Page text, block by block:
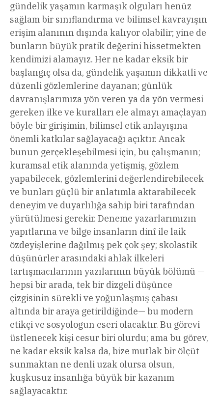
gündelik yaşamın karmaşık olguları henüz
sağlam bir sınıflandırma ve bilimsel kavrayışın
erişim alanının dışında kalıyor olabilir; yine de
bunların büyük pratik değerini hissetmekten
kendimizi alamayız. Her ne kadar eksik bir
başlangıç olsa da, gündelik yaşamın dikkatli ve
düzenli gözlemlerine dayanan; günlük
davranışlarımıza yön veren ya da yön vermesi
gereken ilke ve kuralları ele almayı amaçlayan
böyle bir girişimin, bilimsel etik anlayışına
önemli katkılar sağlayacağı açıktır. Ancak
bunun gerçekleşebilmesi için, bu çalışmanın;
kuramsal etik alanında yetişmiş, gözlem
yapabilecek, gözlemlerini değerlendirebilecek
ve bunları güçlü bir anlatımla aktarabilecek
deneyim ve duyarlılığa sahip biri tarafından
yürütülmesi gerekir. Deneme yazarlarımızın
yapıtlarına ve bilge insanların dinî ile laik
özdeyişlerine dağılmış pek çok şey; skolastik
düşünürler arasındaki ahlak ilkeleri
tartışmacılarının yazılarının büyük bölümü —
hepsi bir arada, tek bir dizgeli düşünce
çizgisinin sürekli ve yoğunlaşmış çabası
altında bir araya getirildiğinde— bu modern
etikçi ve sosyologun eseri olacaktır. Bu görevi
üstlenecek kişi cesur biri olurdu; ama bu görev,
ne kadar eksik kalsa da, bize mutlak bir ölçüt
sunmaktan ne denli uzak olursa olsun,
kuşkusuz insanlığa büyük bir kazanım
sağlayacaktır.